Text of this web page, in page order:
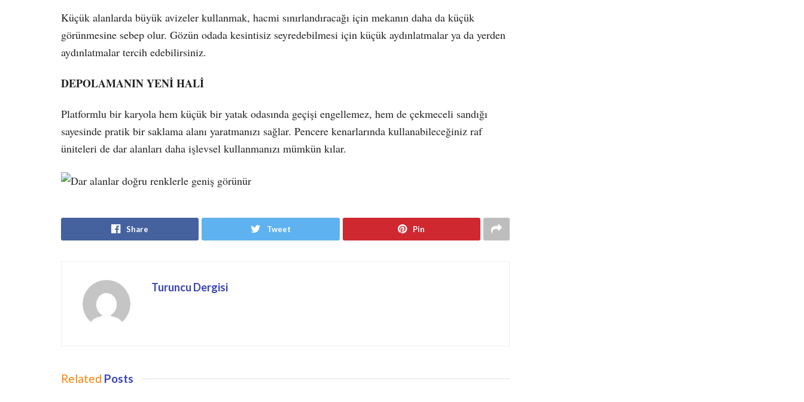
Küçük alanlarda büyük avizeler kullanmak, hacmi sınırlandıracağı için mekanın daha da küçük
görünmesine sebep olur. Gözün odada kesintisiz seyredebilmesi için küçük aydınlatmalar ya da yerden
aydınlatmalar tercih edebilirsiniz.
DEPOLAMANIN YENİ HALİ
Platformlu bir karyola hem küçük bir yatak odasında geçişi engellemez, hem de çekmeceli sandığı
sayesinde pratik bir saklama alanı yaratmanızı sağlar. Pencere kenarlarında kullanabileceğiniz raf
üniteleri de dar alanları daha işlevsel kullanmanızı mümkün kılar.
Share Tweet Pin
Turuncu Dergisi
Related Posts